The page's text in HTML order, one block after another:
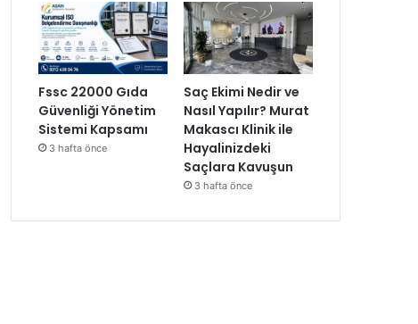
Fssc 22000 Gıda
Güvenliği Yönetim
Sistemi Kapsamı
3 hafta önce
Saç Ekimi Nedir ve
Nasıl Yapılır? Murat
Makascı Klinik ile
Hayalinizdeki
Saçlara Kavuşun
3 hafta önce